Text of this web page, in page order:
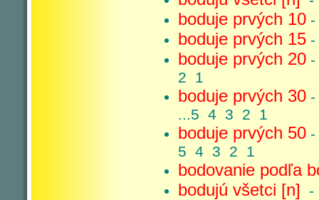
boduje prvých 10
boduje prvých 15
boduje prvých 20
2 1
boduje prvých 30 -
...5 4 3 2 1
boduje prvých 50 -
5 4 3 2 1
bodovanie podľa
bodujú všetci [n] -